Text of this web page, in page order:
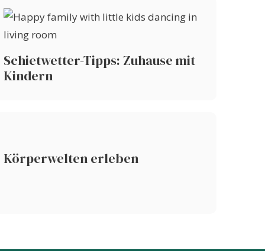
Schietwetter-Tipps: Zuhause mit
Kindern
Körperwelten erleben